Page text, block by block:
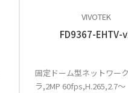
VIVOTEK
FD9367-EHTV-
固定ドーム型ネットワー
ラ,2MP 60fps,H.265,2.7～